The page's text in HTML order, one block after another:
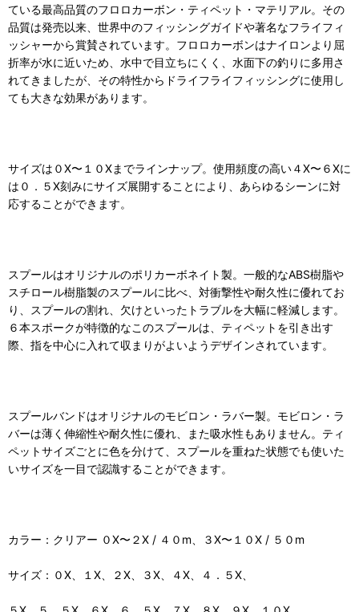
ている最高品質のフロロカーボン・ティペット・マテリアル。その
品質は発売以来、世界中のフィッシングガイドや著名なフライフィ
ッシャーから賞賛されています。フロロカーボンはナイロンより屈
折率が水に近いため、水中で目立ちにくく、水面下の釣りに多用さ
れてきましたが、その特性からドライフライフィッシングに使用し
ても大きな効果があります。
サイズは０X〜１０Xまでラインナップ。使用頻度の高い４X〜６Xに
は０．５X刻みにサイズ展開することにより、あらゆるシーンに対
応することができます。
スプールはオリジナルのポリカーボネイト製。一般的なABS樹脂や
スチロール樹脂製のスプールに比べ、対衝撃性や耐久性に優れてお
り、スプールの割れ、欠けといったトラブルを大幅に軽減します。
６本スポークが特徴的なこのスプールは、ティペットを引き出す
際、指を中心に入れて収まりがよいようデザインされています。
スプールバンドはオリジナルのモビロン・ラバー製。モビロン・ラ
バーは薄く伸縮性や耐久性に優れ、また吸水性もありません。ティ
ペットサイズごとに色を分けて、スプールを重ねた状態でも使いた
いサイズを一目で認識することができます。
カラー：クリアー ０X〜２X / ４０m、３X〜１０X / ５０m
サイズ：０X、１X、２X、３X、４X、４．５X、